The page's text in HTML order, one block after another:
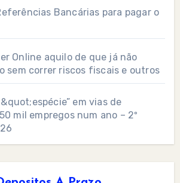
Bancárias para pagar o
Online aquilo de que já não
sem correr riscos fiscais e outros
em vias de
mil empregos num ano – 2º